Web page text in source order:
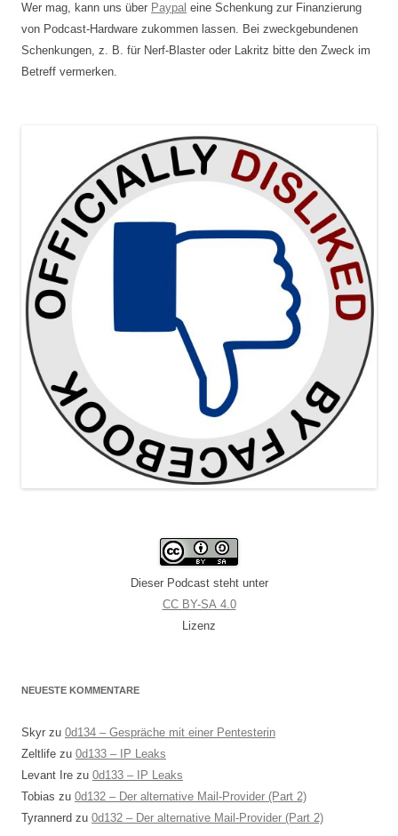
Wer mag, kann uns über Paypal eine Schenkung zur Finanzierung
von Podcast-Hardware zukommen lassen. Bei zweckgebundenen
Schenkungen, z. B. für Nerf-Blaster oder Lakritz bitte den Zweck im
Betreff vermerken.
Dieser Podcast steht unter
CC BY-SA 4.0
Lizenz
NEUESTE KOMMENTARE
Skyr zu 0d134 – Gespräche mit einer Pentesterin
Zeltlife zu 0d133 – IP Leaks
Levant Ire zu 0d133 – IP Leaks
Tobias zu 0d132 – Der alternative Mail-Provider (Part 2)
Tyrannerd zu 0d132 – Der alternative Mail-Provider (Part 2)